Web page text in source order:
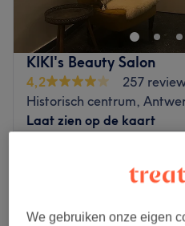
KIKI's Beauty Salon
4,2
257
Historisch centrum,
Laat zien op de kaart
20 min - 30 min
We gebruiken onze eigen